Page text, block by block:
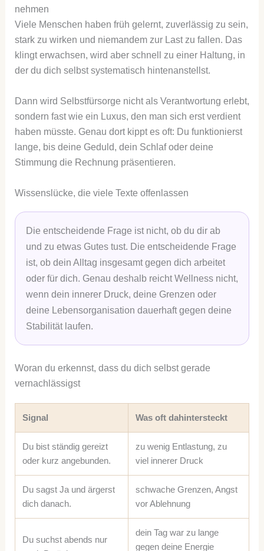
nehmen
Viele Menschen haben früh gelernt, zuverlässig zu sein,
stark zu wirken und niemandem zur Last zu fallen. Das
klingt erwachsen, wird aber schnell zu einer Haltung, in
der du dich selbst systematisch hintenanstellst.
Dann wird Selbstfürsorge nicht als Verantwortung erlebt,
sondern fast wie ein Luxus, den man sich erst verdient
haben müsste. Genau dort kippt es oft: Du funktionierst
lange, bis deine Geduld, dein Schlaf oder deine
Stimmung die Rechnung präsentieren.
Wissenslücke, die viele Texte offenlassen
Die entscheidende Frage ist nicht, ob du dir ab
und zu etwas Gutes tust. Die entscheidende Frage
ist, ob dein Alltag insgesamt gegen dich arbeitet
oder für dich. Genau deshalb reicht Wellness nicht,
wenn dein innerer Druck, deine Grenzen oder
deine Lebensorganisation dauerhaft gegen deine
Stabilität laufen.
Woran du erkennst, dass du dich selbst gerade
vernachlässigst
Signal Was oft dahintersteckt
Du bist ständig gereizt
oder kurz angebunden.
zu wenig Entlastung, zu
viel innerer Druck
Du sagst Ja und ärgerst
dich danach.
schwache Grenzen, Angst
vor Ablehnung
Du suchst abends nur
dein Tag war zu lange
gegen deine Energie